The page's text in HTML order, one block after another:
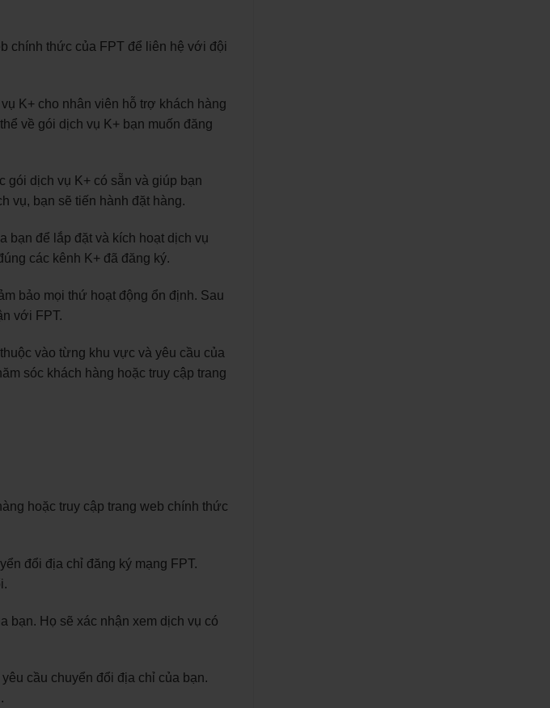
chính thức của FPT để liên hệ với đội
K+ cho nhân viên hỗ trợ khách hàng
về gói dịch vụ K+ bạn muốn đăng
gói dịch vụ K+ có sẵn và giúp bạn
vụ, bạn sẽ tiến hành đặt hàng.
bạn để lắp đặt và kích hoạt dịch vụ
các kênh K+ đã đăng ký.
bảo mọi thứ hoạt động ổn định. Sau
với FPT.
vào từng khu vực và yêu cầu của
sóc khách hàng hoặc truy cập trang
hoặc truy cập trang web chính thức
đổi địa chỉ đăng ký mạng FPT.
bạn. Họ sẽ xác nhận xem dịch vụ có
cầu chuyển đổi địa chỉ của bạn.